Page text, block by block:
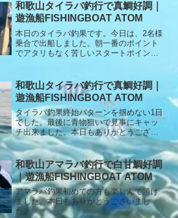
和歌山タイラバ釣行で真鯛好調｜
遊漁船FISHINGBOAT ATOM
本日のタイラバ釣果です。今日は、2名様
乗合で出船しました。朝一番のポイント
でアタリもなく苦しいスタートポイント
ので早々に切り上げ幻のシロアマダイを
釣りに移動。開始10分で幻のシロアマダ
イを釣り上げまた1匹追加で終了となりま
した。本日もありがとうございました。
和歌山タイラバ釣行で真鯛好調｜
遊漁船FISHINGBOAT ATOM
タイラバ釣果終始パターンを掴めない1日
でした。最後に青物狙いで見事にキャッ
チ出来ました。本日もありがとうござい
ました。
和歌山アマラバ釣行で白甘鯛好調
｜遊漁船FISHINGBOAT ATOM
アマラバ釣果初めての方も楽しんで頂け
ました。本日もありがとうございまし
た。